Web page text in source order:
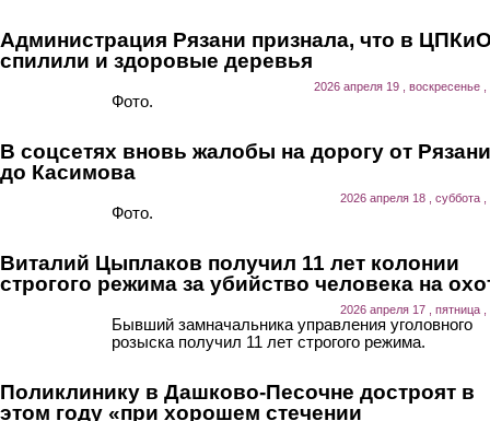
Администрация Рязани признала, что в
спилили и здоровые деревья
2026 апреля 19 , воскресенье ,
Фото.
В соцсетях вновь жалобы на дорогу от Рязани
до Касимова
2026 апреля 18 , суббота ,
Фото.
Виталий Цыплаков получил 11 лет колонии
строгого режима за убийство человека на
2026 апреля 17 , пятница ,
Бывший замначальника управления уголовного
розыска получил 11 лет строгого режима.
Поликлинику в Дашково-Песочне достроят в
этом году «при хорошем стечении